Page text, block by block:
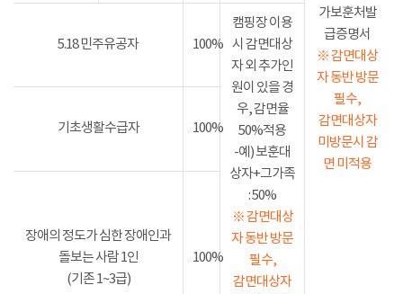
가보훈처발
급증명서
※ 감면대상
자 동반 방문
필수,
감면대상자
미방문시 감
면 미적용
5.18 민주유공자 100%
캠핑장 이용
시 감면대상
자 외 추가인
원이 있을 경
우, 감면율
50%적용
-예) 보훈대
상자+그가족
: 50%
※ 감면대상
자 동반 방문
필수,
감면대상자
기초생활수급자 100%
장애의 정도가 심한 장애인과
돌보는 사람 1인
(기존 1~3급)
100%